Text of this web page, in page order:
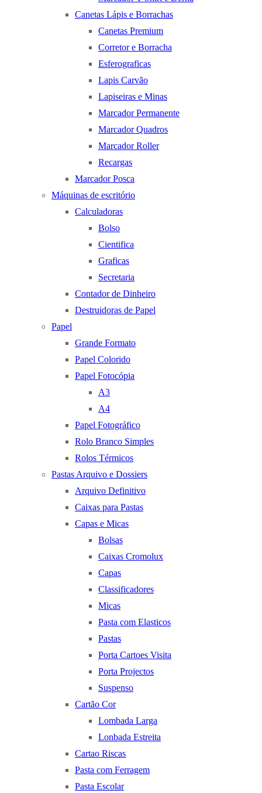
Canetas Lápis e Borrachas
Canetas Premium
Corretor e Borracha
Esferograficas
Lapis Carvão
Lapiseiras e Minas
Marcador Permanente
Marcador Quadros
Marcador Roller
Recargas
Marcador Posca
Máquinas de escritório
Calculadoras
Bolso
Cientifica
Graficas
Secretaria
Contador de Dinheiro
Destruidoras de Papel
Papel
Grande Formato
Papel Colorido
Papel Fotocópia
A3
A4
Papel Fotográfico
Rolo Branco Simples
Rolos Térmicos
Pastas Arquivo e Dossiers
Arquivo Definitivo
Caixas para Pastas
Capas e Micas
Bolsas
Caixas Cromolux
Capas
Classificadores
Micas
Pasta com Elasticos
Pastas
Porta Cartoes Visita
Porta Projectos
Suspenso
Cartão Cor
Lombada Larga
Lonbada Estreita
Cartao Riscas
Pasta com Ferragem
Pasta Escolar